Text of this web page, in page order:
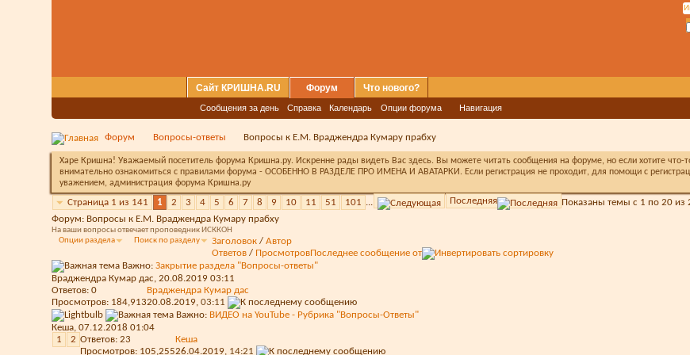
Сайт КРИШНА.RU Форум
Сообщения за день Справка Календарь Опции форума Навигация
Что нового?
Форум Вопросы-ответы Вопросы к Е.М. Враджендра Кумару прабху
Харе Кришна! Уважаемый посетитель форума Кришна.ру. Искренне рады видеть Вас здесь. Вы можете читать сообщения на форуме, но если хотите что-
внимательно ознакомиться с правилами форума - ОСОБЕННО В РАЗДЕЛЕ ПРО ИМЕНА И АВАТАРКИ. Если регистрация не проходит, для помощи с
уважением, администрация форума Кришна.ру
Страница 1 из 141 1 2 3 4 5 6 7 8 9 10 11 51 101 ... Последняя
Показаны темы с 1 по 20 из
Форум: Вопросы к Е.М. Враджендра Кумару прабху
На ваши вопросы отвечает проповедник ИСККОН
Опции раздела
Поиск по разделу Заголовок / Автор
Ответов / ПросмотровПоследнее сообщение от
Важно: Закрытие раздела "Вопросы-ответы"
Враджендра Кумар дас, 20.08.2019 03:11
Ответов: 0
Просмотров: 184,913
Враджендра Кумар дас
20.08.2019, 03:11
Важно: ВИДЕО на YouTube - Рубрика "Вопросы-Ответы"
Кеша, 07.12.2018 01:04
1
2 Ответов: 23
Просмотров: 105,255
Кеша
26.04.2019, 14:21